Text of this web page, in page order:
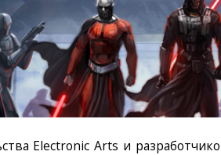
Electronic Arts и